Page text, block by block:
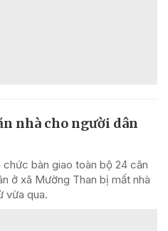
nhà cho người dân
bàn giao toàn bộ 24 căn
ở xã Mường Than bị mất nhà
vừa qua.